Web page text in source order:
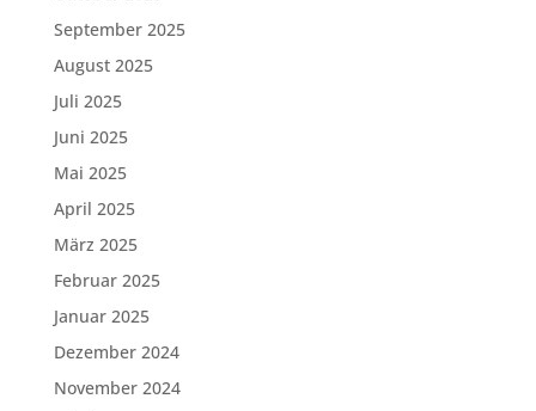
September 2025
August 2025
Juli 2025
Juni 2025
Mai 2025
April 2025
März 2025
Februar 2025
Januar 2025
Dezember 2024
November 2024